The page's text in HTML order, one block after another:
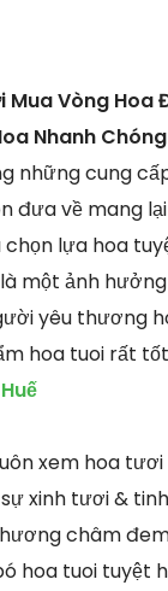
Mua Vòng Hoa
Nhanh Chóng
những cung
đưa về mang
lựa hoa
một ảnh
yêu thương
hoa tuoi rất
xem hoa
xinh tươi &
châm
hoa tuoi tuyệt